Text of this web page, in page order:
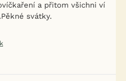
a přitom všichni ví
svátky.